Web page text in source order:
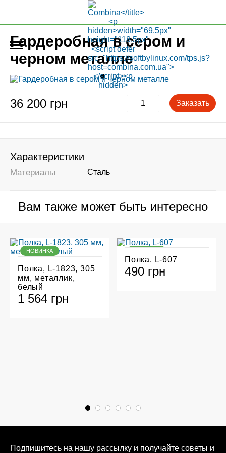
Гардеробная в сером и
черном металле
36 200 грн Заказать
Характеристики
Материалы Сталь
Вам также может быть интересно
НОВИНКА
Полка, L-1823, 305
мм, металлик,
белый
1 564 грн
Полка, L-607
490 грн
Подпишитесь на нашу рассылку и получайте советы и